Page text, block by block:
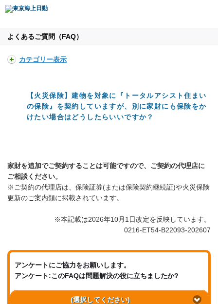
よくあるご質問（FAQ）
カテゴリー表示
【火災保険】建物を対象に『トータルアシスト住まい
の保険』を契約していますが、別に家財にも保険をか
けたい場合はどうしたらいいですか？
家財を追加でご契約することは可能ですので、ご契約の代理店に
ご相談ください。
※ご契約の代理店は、保険証券(または保険契約継続証)や火災保険
更新のご案内類に掲載されています。
※本記載は2026年10月1日改定を反映しています。
0216-ET54-B22093-202607
アンケートにご協力をお願いします。
アンケート:このFAQは問題解決の役に立ちましたか?
(選択してください)